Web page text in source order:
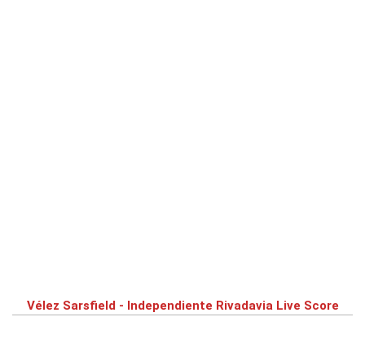
Vélez Sarsfield - Independiente Rivadavia Live Score